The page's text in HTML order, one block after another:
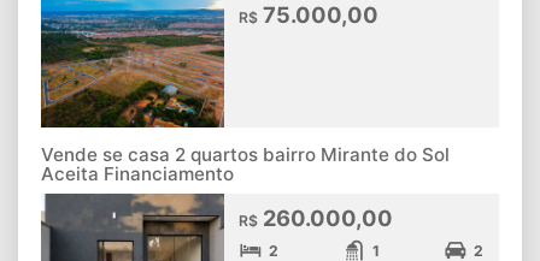
R$ 75.000,00
Vende se casa 2 quartos bairro Mirante do Sol
Aceita Financiamento
R$ 260.000,00
2 1 2